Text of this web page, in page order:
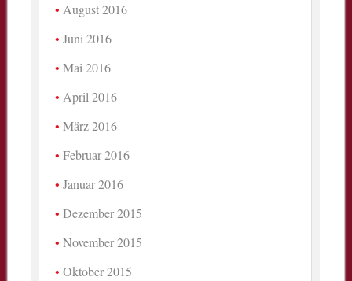
August 2016
Juni 2016
Mai 2016
April 2016
März 2016
Februar 2016
Januar 2016
Dezember 2015
November 2015
Oktober 2015